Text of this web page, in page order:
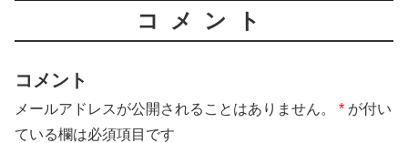
コメント
コメント
メールアドレスが公開されることはありません。 * が付い
ている欄は必須項目です